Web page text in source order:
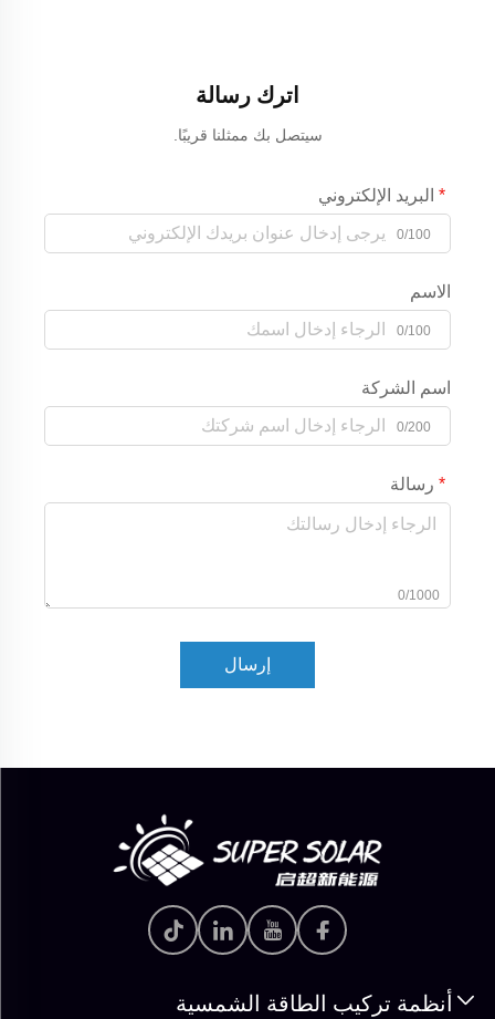
اترك رسالة
سيتصل بك ممثلنا قريبًا.
البريد الإلكتروني
0/100
الاسم
0/100
اسم الشركة
0/200
رسالة
0/1000
إرسال
أنظمة تركيب الطاقة الشمسية